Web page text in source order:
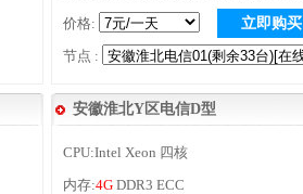
价格:
立即购买
节点 :
安徽淮北Y区电信D型
CPU:Intel Xeon 四核
内存:4G DDR3 ECC